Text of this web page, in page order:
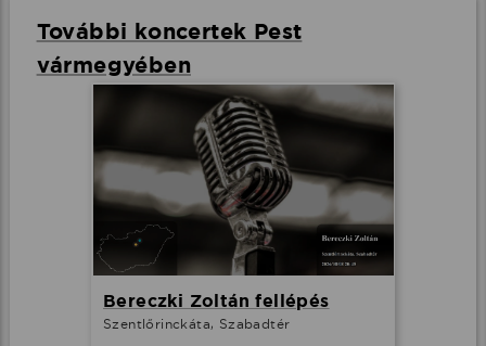
További koncertek Pest
vármegyében
Bereczki Zoltán fellépés
Szentlőrinckáta, Szabadtér